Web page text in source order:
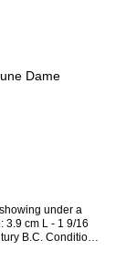
Dame
under a
B.C. Condition: